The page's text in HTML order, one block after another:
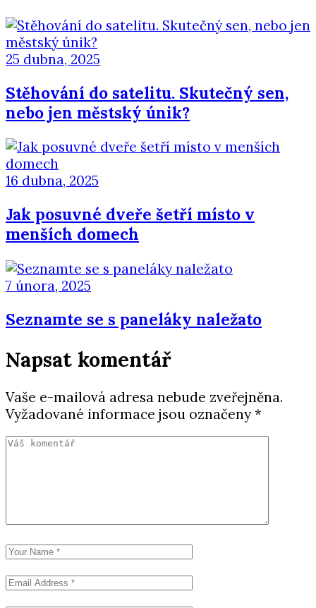
25 dubna, 2025
Stěhování do satelitu. Skutečný sen,
nebo jen městský únik?
16 dubna, 2025
Jak posuvné dveře šetří místo v
menších domech
7 února, 2025
Seznamte se s paneláky naležato
Napsat komentář
Vaše e-mailová adresa nebude zveřejněna.
Vyžadované informace jsou označeny *